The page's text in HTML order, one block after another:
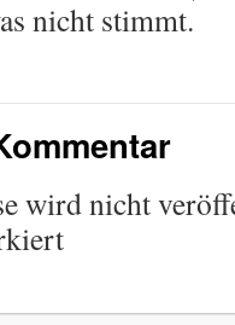
nicht stimmt.
wird nicht